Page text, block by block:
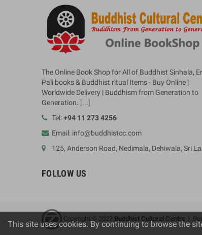
The Online Book Shop for All of Buddhist Sinhala,
Pali books & Buddhist ritual Items - Buy Online |
Worldwide Delivery | Buddhism from Generation to
Generation. [...]
Tel:+94 11 273 4256
Email: info@buddhistcc.com
125, Anderson Road, Nedimala, Dehiwala, Sri
FOLLOW US
Copyright © 2023 Buddhist Cultural Centre |
This site uses cookies. By continuing to browse the